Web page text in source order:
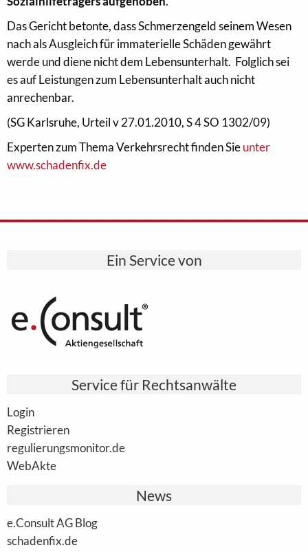
Das Gericht betonte, dass Schmerzengeld seinem Wesen
nach als Ausgleich für immaterielle Schäden gewährt
werde und diene nicht dem Lebensunterhalt. Folglich sei
es auf Leistungen zum Lebensunterhalt auch nicht
anrechenbar.
(SG Karlsruhe, Urteil v 27.01.2010, S 4 SO 1302/09)
Experten zum Thema Verkehrsrecht finden Sieunter
www.schadenfix.de
Ein Service von
Service für Rechtsanwälte
Login
Registrieren
regulierungsmonitor.de
WebAkte
News
e.Consult AG Blog
schadenfix.de